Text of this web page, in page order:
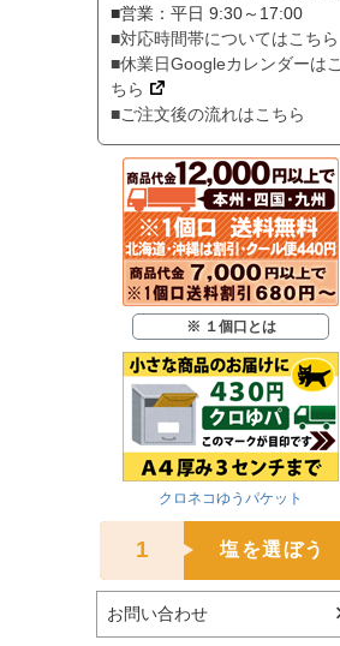
■営業：平日 9:30～17:00
■対応時間帯についてはこちら
■休業日Googleカレンダーはこ
ちら
■ご注文後の流れはこちら
※ １個口とは
クロネコゆうパケット
1 塩を選ぼう
お問い合わせ